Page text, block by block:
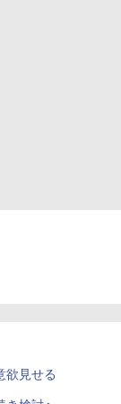
欲見せる